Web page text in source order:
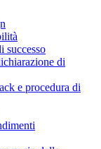
successo
di
e procedura di